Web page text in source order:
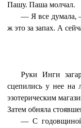
Пашу. Паша молчал.
— Я все думала,
ж это за запах. А
Руки Инги
сцепились у нее на
эзотерическим
Затем обняла
— С